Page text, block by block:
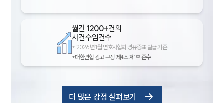
월간1200+건의
사건수임건수
* 2026년 1월 변호사협회 경유증표 발급 기준
*대한변협 광고 규정 제4조 제1호 준수
더 많은 강점 살펴보기